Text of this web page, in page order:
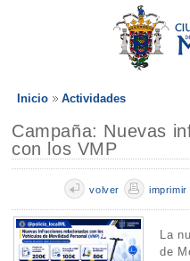
Inicio Actividades
Campaña: Nuevas
con los VMP
imprimir
volver
La
de